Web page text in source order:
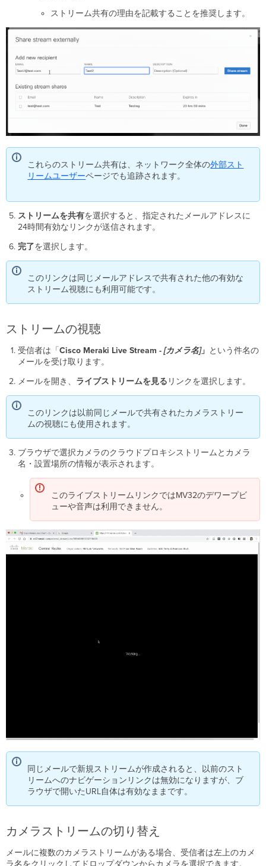
ストリーム共有の理由を記載することを推奨します。
これらのストリーム共有は、ネットワーク全体の外部スト
リームユーザーページでも追跡されます。
ストリームを共有を選択すると、指定されたメールアドレスに
24時間有効なリンクが送信されます。
完了を選択します。
このリンクは同じメールアドレスで共有された他の有効な
ストリーム視聴にも利用可能です。
ストリームの視聴
受信者は「CiscoMeraki Live Stream -[カメラ名]」 という件名の
メールを受け取ります。
メールを開き、 ライブストリームを見る リンクを選択します。
このリンクは以前同じメールで共有されたカメラストリー
ムの視聴にも使用されます。
ブラウザで選択カメラのクラウドプロキシストリームとカメラ
名・設置場所の情報が表示されます。
このライブストリームリンクではMV32のデワープビ
ューや音声は利用できません。
同じメールで新規ストリームが作成されると、以前のスト
リームへのナビゲーションリンクは無効になりますが、ブ
ラウザで開いたURL自体は有効なままです。
カメラストリームの切り替え
メールに複数のカメラストリームがある場合、受信者は左上のカメ